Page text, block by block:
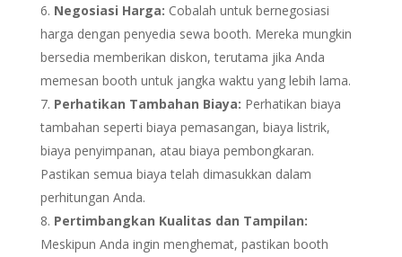
Negosiasi Harga: Cobalah untuk bernegosiasi
harga dengan penyedia sewa booth. Mereka mungkin
bersedia memberikan diskon, terutama jika Anda
memesan booth untuk jangka waktu yang lebih lama.
Perhatikan Tambahan Biaya: Perhatikan biaya
tambahan seperti biaya pemasangan, biaya listrik,
biaya penyimpanan, atau biaya pembongkaran.
Pastikan semua biaya telah dimasukkan dalam
perhitungan Anda.
Pertimbangkan Kualitas dan Tampilan:
Meskipun Anda ingin menghemat, pastikan booth